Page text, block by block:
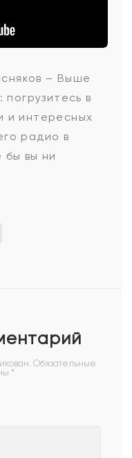
– Выше
в
и интересных
радио в
бы вы ни
Обязательные
*